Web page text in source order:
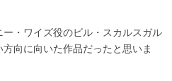
・ワイズ役のビル・スカルスガル
向に向いた作品だったと思いま